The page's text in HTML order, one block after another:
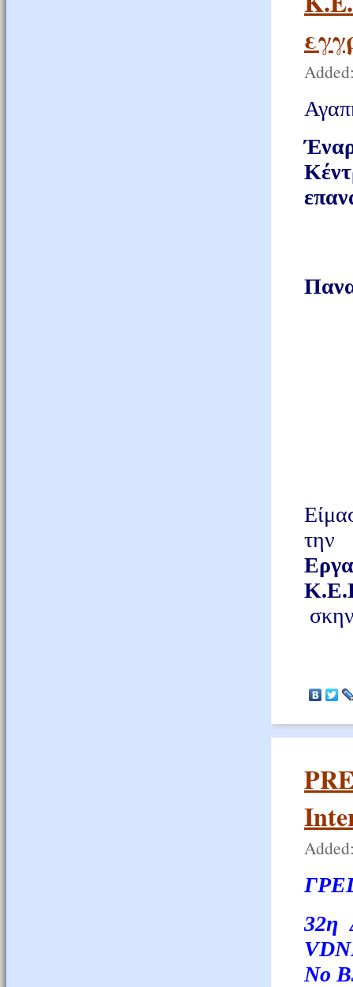
την
Νο